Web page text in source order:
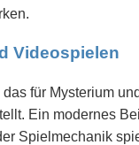
Videospielen
für Mysterium
Ein modernes
Spielmechanik